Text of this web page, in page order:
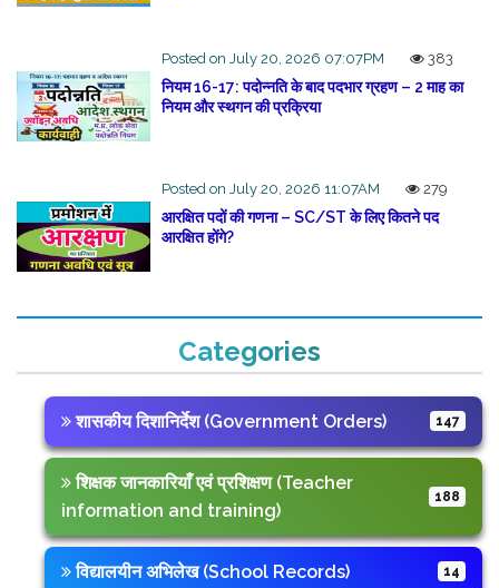
Posted on July 20, 2026 07:07PM 383
नियम 16-17: पदोन्नति के बाद पदभार ग्रहण – 2 माह का
नियम और स्थगन की प्रक्रिया
Posted on July 20, 2026 11:07AM 279
आरक्षित पदों की गणना – SC/ST के लिए कितने पद
आरक्षित होंगे?
Categories
शासकीय दिशानिर्देश (Government Orders) 147
शिक्षक जानकारियाँ एवं प्रशिक्षण (Teacher
information and training)
188
विद्यालयीन अभिलेख (School Records) 14